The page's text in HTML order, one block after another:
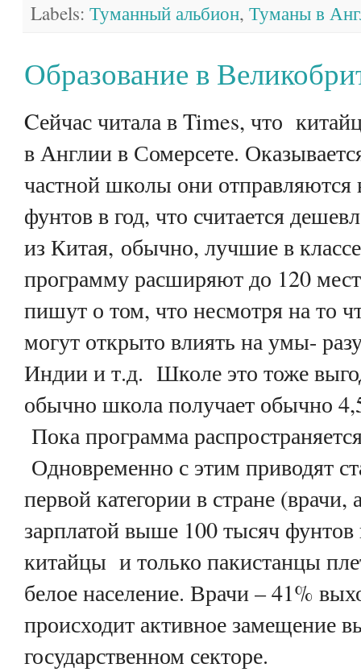
Labels: Туманный альбион, Туманы в
Образование в
Cейчас читала вTimes, что
в Англии в Сомерсете.
частной школы они отправляются
фунтов в год, что считается
из Китая, обычно, лучшие в
программу расширяют до 120
пишут о том, что несмотря на то
могут открыто влиять на умы-
Индии и т.д. Школе это тоже
обычно школа получает обычно
Пока программа
Одновременно с этим приводят
первой категории в стране
зарплатой выше 100 тысяч
китайцы и только пакистанцы
белое население. Врачи – 41%
происходит активное замещение
государственном секторе.